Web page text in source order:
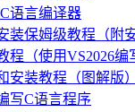
语言编译器
装保姆级教程（附
程（使用VS2026编
安装教程（图解版）
写C语言程序